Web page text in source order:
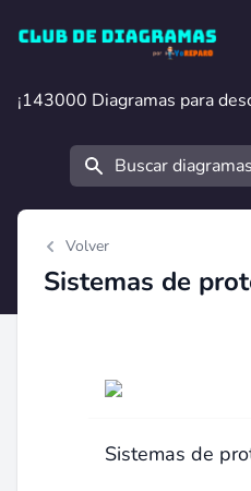
Club de Diagramas
¡143000 Diagramas para
¡143000 Diagramas para
Buscar
Volver
Sistemas de
Sistemas de